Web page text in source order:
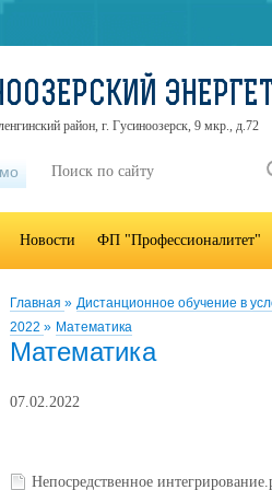
Главная » Дистанционное обучение в
2022 » Математика
Математика
07.02.2022
Непосредственное
район, г. Гусиноозерск, 9 мкр., д.72
Новости ФП "Профессионалитет"